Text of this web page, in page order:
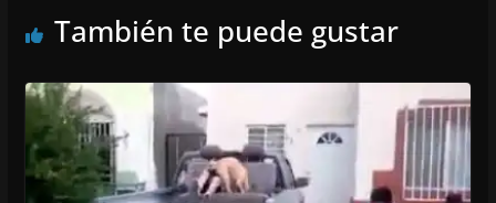
También te puede gustar